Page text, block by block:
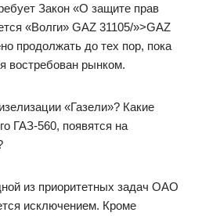
Закон «О защите прав
«Волги» GAZ 31105/»>GAZ
продолжать до тех пор, пока
востребован рынком.
«Газели»? Какие
ГАЗ-560, появятся на
из приоритетных задач ОАО
исключением. Кроме